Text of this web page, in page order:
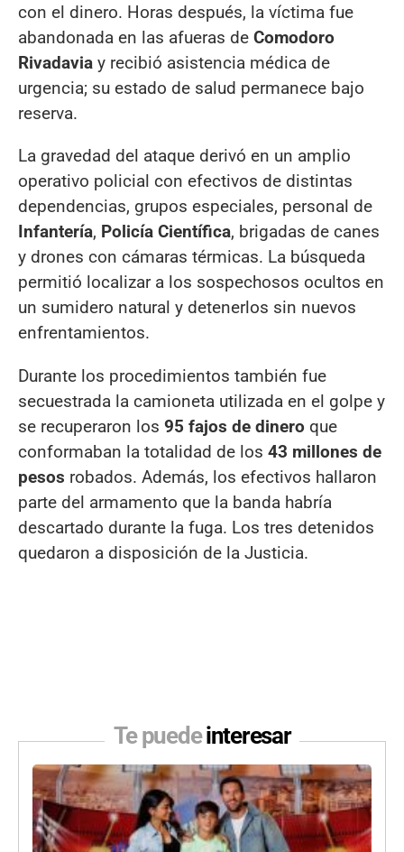
con el dinero. Horas después, la víctima fue
abandonada en las afueras de Comodoro
Rivadavia y recibió asistencia médica de
urgencia; su estado de salud permanece bajo
reserva.
La gravedad del ataque derivó en un amplio
operativo policial con efectivos de distintas
dependencias, grupos especiales, personal de
Infantería, Policía Científica, brigadas de canes
y drones con cámaras térmicas. La búsqueda
permitió localizar a los sospechosos ocultos en
un sumidero natural y detenerlos sin nuevos
enfrentamientos.
Durante los procedimientos también fue
secuestrada la camioneta utilizada en el golpe y
se recuperaron los 95 fajos de dinero que
conformaban la totalidad de los 43 millones de
pesos robados. Además, los efectivos hallaron
parte del armamento que la banda habría
descartado durante la fuga. Los tres detenidos
quedaron a disposición de la Justicia.
Te puedeinteresar